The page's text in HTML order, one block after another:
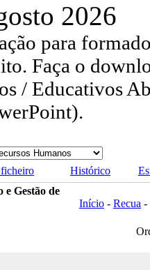
2026
para
Faça o
/ Educativos
Histórico
Gestão de
Início - Recua -